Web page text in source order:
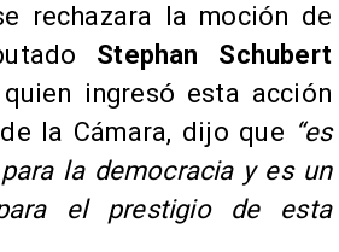
rechazara la moción de
Stephan Schubert
ingresó esta acción
la Cámara, dijo que “es
la democracia y es un
el prestigio de esta